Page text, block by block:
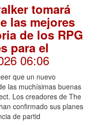
tomará
las mejores
de los RPG
para el
06:06
que un nuevo
las muchísimas buenas
Los creadores de The
confirmado sus planes
de partid